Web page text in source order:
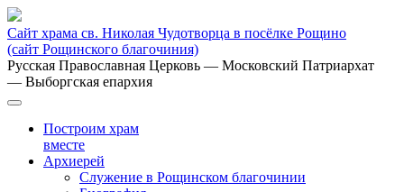
Сайт храма св. Николая Чудотворца в посёлке Рощино
(сайт Рощинского благочиния)
Русская Православная Церковь — Московский Патриархат
— Выборгская епархия
Построим храм
вместе
Архиерей
Служение в Рощинском благочинии